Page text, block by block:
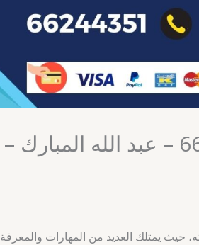
فني طباخات الكويت 66244351 – عبد الله المبارك –
حيث يمتلك العديد من المهارات والمعرفة